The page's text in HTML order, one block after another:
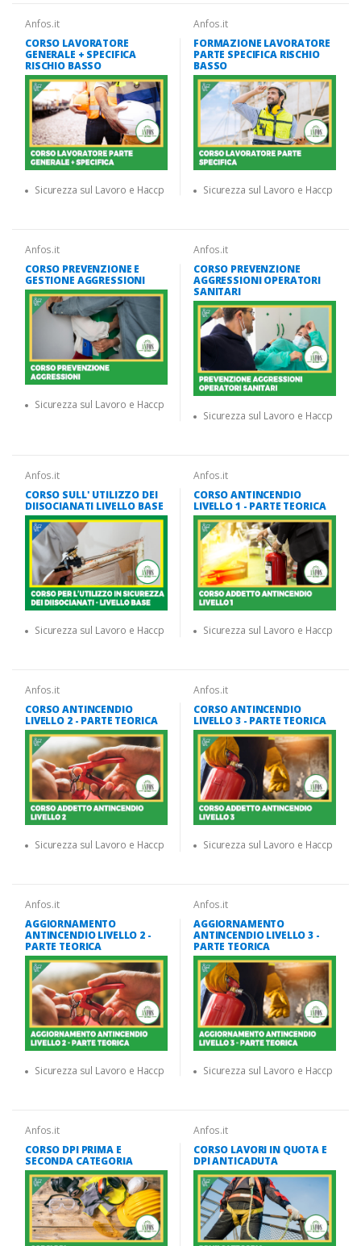
Anfos.it
CORSO LAVORATORE
GENERALE + SPECIFICA
RISCHIO BASSO
Sicurezza sul Lavoro e Haccp
Anfos.it
FORMAZIONE LAVORATORE
PARTE SPECIFICA RISCHIO
BASSO
Sicurezza sul Lavoro e Haccp
Anfos.it
CORSO PREVENZIONE E
GESTIONE AGGRESSIONI
Sicurezza sul Lavoro e Haccp
Anfos.it
CORSO PREVENZIONE
AGGRESSIONI OPERATORI
SANITARI
Sicurezza sul Lavoro e Haccp
Anfos.it
CORSO SULL' UTILIZZO DEI
DIISOCIANATI LIVELLO BASE
Sicurezza sul Lavoro e Haccp
Anfos.it
CORSO ANTINCENDIO
LIVELLO 1 - PARTE TEORICA
Sicurezza sul Lavoro e Haccp
Anfos.it
CORSO ANTINCENDIO
LIVELLO 2 - PARTE TEORICA
Sicurezza sul Lavoro e Haccp
Anfos.it
CORSO ANTINCENDIO
LIVELLO 3 - PARTE TEORICA
Sicurezza sul Lavoro e Haccp
Anfos.it
AGGIORNAMENTO
ANTINCENDIO LIVELLO 2 -
PARTE TEORICA
Sicurezza sul Lavoro e Haccp
Anfos.it
AGGIORNAMENTO
ANTINCENDIO LIVELLO 3 -
PARTE TEORICA
Sicurezza sul Lavoro e Haccp
Anfos.it
CORSO DPI PRIMA E
SECONDA CATEGORIA
Anfos.it
CORSO LAVORI IN QUOTA E
DPI ANTICADUTA